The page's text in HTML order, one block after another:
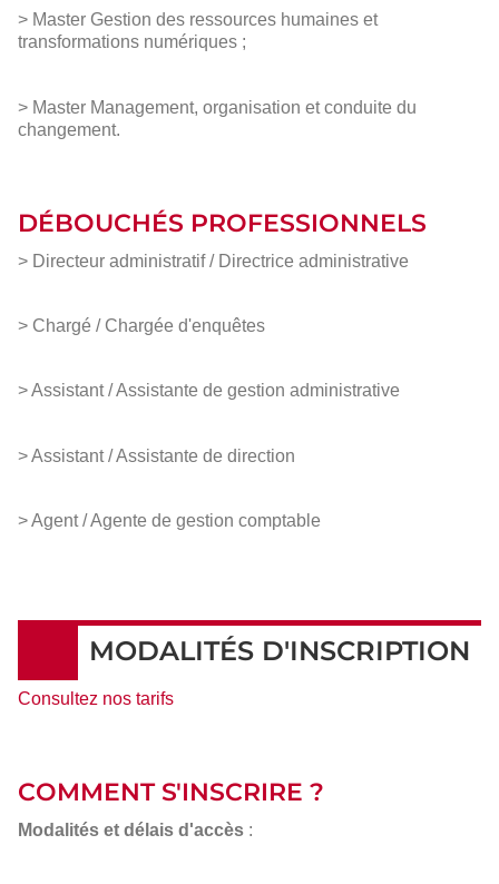
> Master Gestion des ressources humaines et
transformations numériques ;
> Master Management, organisation et conduite du
changement.
DÉBOUCHÉS PROFESSIONNELS
> Directeur administratif / Directrice administrative
> Chargé / Chargée d'enquêtes
> Assistant / Assistante de gestion administrative
> Assistant / Assistante de direction
> Agent / Agente de gestion comptable
MODALITÉS D'INSCRIPTION
Consultez nos tarifs
COMMENT S'INSCRIRE ?
Modalités et délais d'accès :